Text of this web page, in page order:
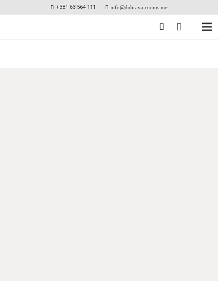
+381 63 564 111 info@dubrava-rooms.me